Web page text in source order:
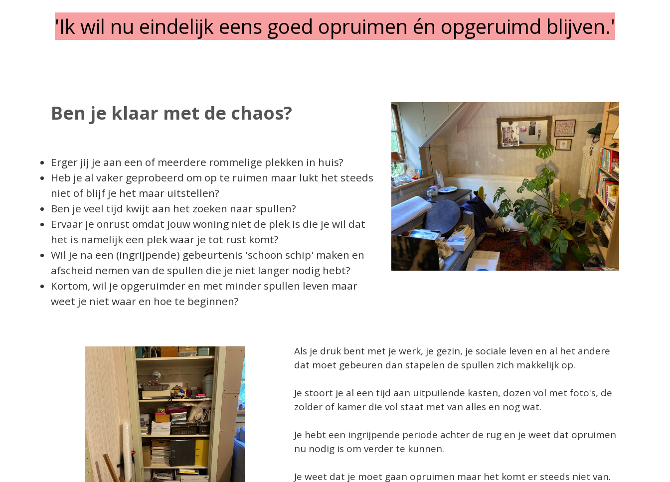
'Ik wil nu eindelijk eens goed opruimen én opgeruimd blijven.'
Ben je klaar met de chaos?
Erger jij je aan een of meerdere rommelige plekken in huis?
Heb je al vaker geprobeerd om op te ruimen maar lukt het steeds
niet of blijf je het maar uitstellen?
Ben je veel tijd kwijt aan het zoeken naar spullen?
Ervaar je onrust omdat jouw woning niet de plek is die je wil dat
het is namelijk een plek waar je tot rust komt?
Wil je na een (ingrijpende) gebeurtenis 'schoon schip' maken en
afscheid nemen van de spullen die je niet langer nodig hebt?
Kortom, wil je opgeruimder en met minder spullen leven maar
weet je niet waar en hoe te beginnen?
Als je druk bent met je werk, je gezin, je sociale leven en al het andere
dat moet gebeuren dan stapelen de spullen zich makkelijk op.
Je stoort je al een tijd aan uitpuilende kasten, dozen vol met foto's, de
zolder of kamer die vol staat met van alles en nog wat.
Je hebt een ingrijpende periode achter de rug en je weet dat opruimen
nu nodig is om verder te kunnen.
Je weet dat je moet gaan opruimen maar het komt er steeds niet van.